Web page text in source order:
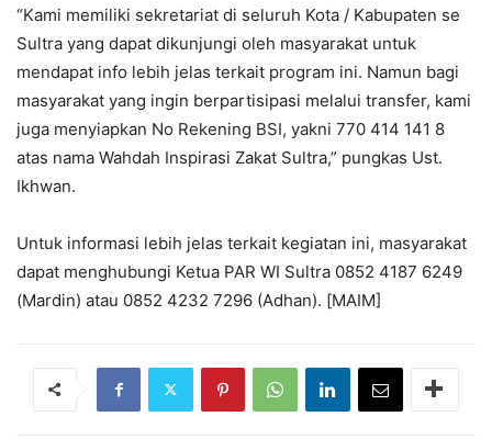
“Kami memiliki sekretariat di seluruh Kota / Kabupaten se
Sultra yang dapat dikunjungi oleh masyarakat untuk
mendapat info lebih jelas terkait program ini. Namun bagi
masyarakat yang ingin berpartisipasi melalui transfer, kami
juga menyiapkan No Rekening BSI, yakni 770 414 141 8
atas nama Wahdah Inspirasi Zakat Sultra,” pungkas Ust.
Ikhwan.
Untuk informasi lebih jelas terkait kegiatan ini, masyarakat
dapat menghubungi Ketua PAR WI Sultra 0852 4187 6249
(Mardin) atau 0852 4232 7296 (Adhan). [MAIM]